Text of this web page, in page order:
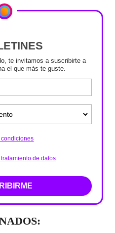
te invitamos a suscribirte a
el que más te guste.
condiciones
de datos